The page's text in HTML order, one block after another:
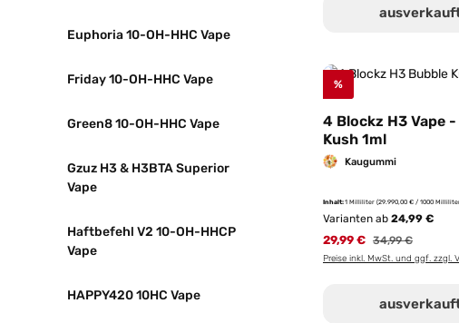
Euphoria 10-OH-HHC Vape
Friday 10-OH-HHC Vape
Green8 10-OH-HHC Vape
Gzuz H3 & H3BTA Superior
Vape
Haftbefehl V2 10-OH-HHCP
Vape
HAPPY420 10HC Vape
%
4 Blockz H3 Vape
Kush 1ml
Kaugummi
Inhalt:1 Milliliter (29.990,00 € / 1000
Varianten ab 24,99 €
29,99 € Regulärer Preis:
34,99 €
Preise inkl. MwSt. und ggf. zzgl.